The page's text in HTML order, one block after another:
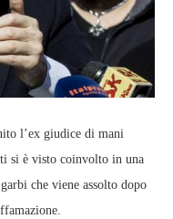
l’ex giudice di mani
si è visto coinvolto in una
che viene assolto dopo